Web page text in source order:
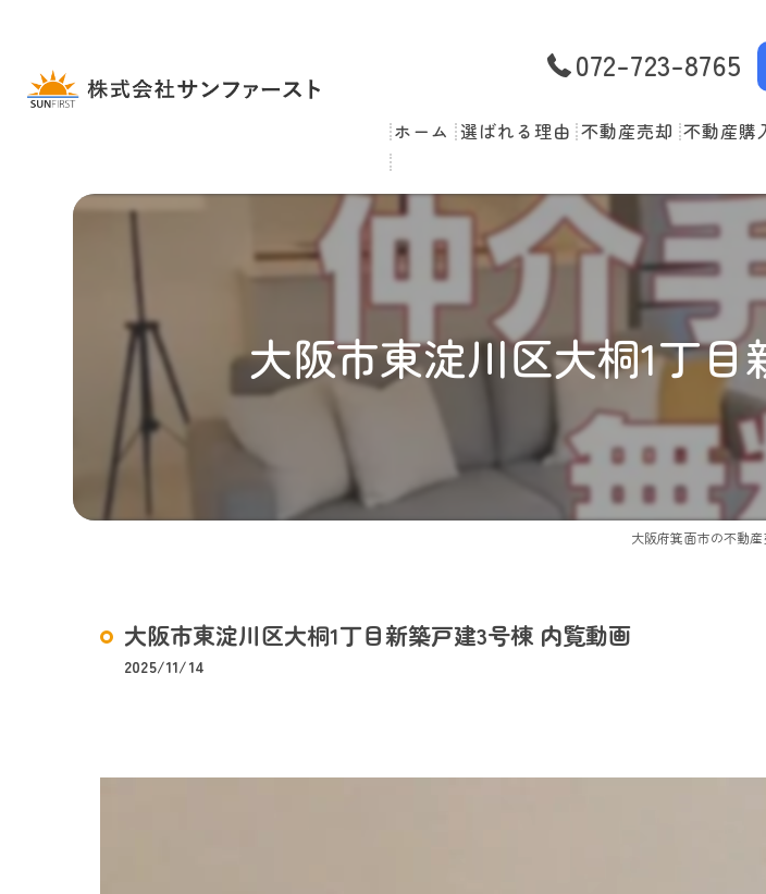
072-723-8765
ホーム 選ばれる理由 不動産売却
選べる3つの売却スタイ
売却の流れ
住み替えの流れ
売却実績
当社お預かり物件
無料査定
不動産購
物件一覧
購入の流
住宅ロー
住み替
大阪市東淀川区大桐1丁
大阪府箕面市の不動
大阪市東淀川区大桐1丁目新築戸建3号棟 内覧動画
2025/11/14